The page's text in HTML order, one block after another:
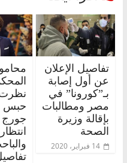
تفاصيل الإعلان
عن أول إصابة
بـ”كورونا” في
مصر ومطالبات
بإقالة وزيرة
الصحة
14 فبراير، 2020
نظرت
حبس